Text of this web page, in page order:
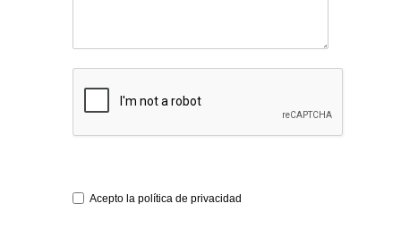
Acepto la política de privacidad